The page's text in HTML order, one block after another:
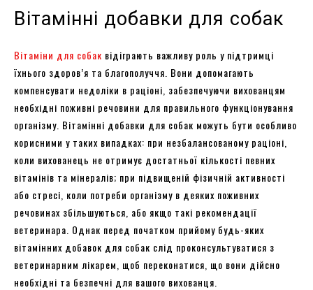
Вітамінні добавки для собак
Вітаміни для собак відіграють важливу роль у підтримці
їхнього здоров’я та благополуччя. Вони допомагають
компенсувати недоліки в раціоні, забезпечуючи вихованцям
необхідні поживні речовини для правильного функціонування
організму. Вітамінні добавки для собак можуть бути особливо
корисними у таких випадках: при незбалансованому раціоні,
коли вихованець не отримує достатньої кількості певних
вітамінів та мінералів; при підвищеній фізичній активності
або стресі, коли потреби організму в деяких поживних
речовинах збільшуються, або якщо такі рекомендації
ветеринара. Однак перед початком прийому будь-яких
вітамінних добавок для собак слід проконсультуватися з
ветеринарним лікарем, щоб переконатися, що вони дійсно
необхідні та безпечні для вашого вихованця.